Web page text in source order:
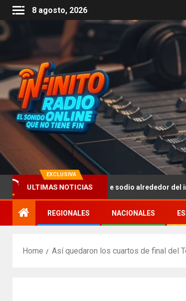
8 agosto, 2026
EXCLUSIVA
ULTIMAS NOTICIAS
bicarbonato de sodio alrededor del inodoro, según
REGIONALES NACIONALES
Home Así quedaron los cuartos de final del